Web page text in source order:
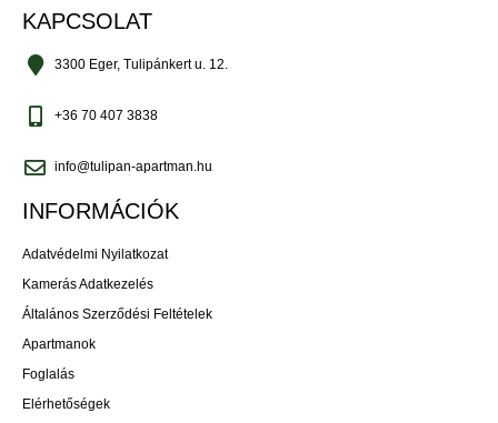
KAPCSOLAT
3300 Eger, Tulipánkert u. 12.
+36 70 407 3838
info@tulipan-apartman.hu
INFORMÁCIÓK
Adatvédelmi Nyilatkozat
Kamerás Adatkezelés
Általános Szerződési Feltételek
Apartmanok
Foglalás
Elérhetőségek